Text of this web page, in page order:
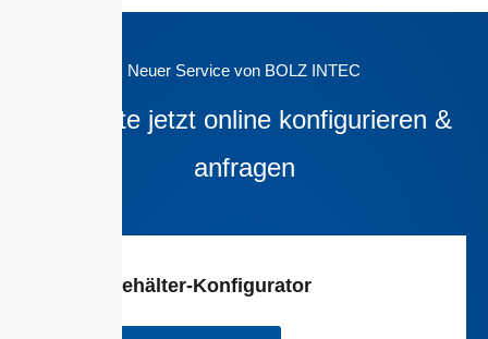
Neuer Service von BOLZ INTEC
Produkte jetzt online konfigurieren &
anfragen
Druckbehälter-Konfigurator